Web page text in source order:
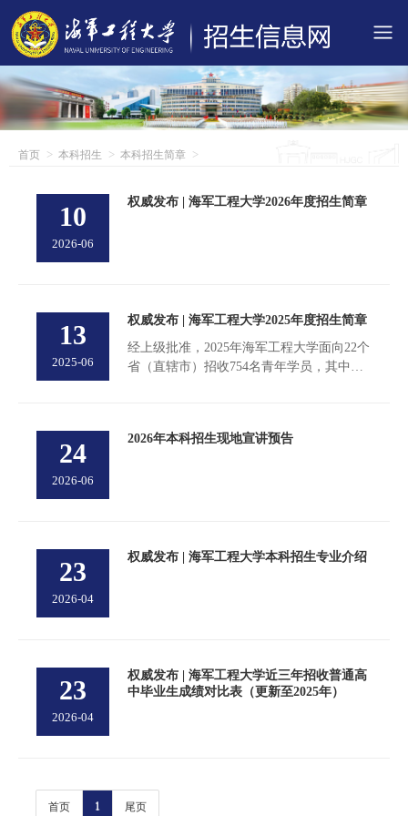
首页 本科招生 本科招生简章
10
2026-06
权威发布 | 海军工程大学2026年度招生简章
13
2025-06
权威发布 | 海军工程大学2025年度招生简章
经上级批准，2025年海军工程大学面向22个
省（直辖市）招收754名青年学员，其中男
24
2026-06
2026年本科招生现地宣讲预告
23
2026-04
权威发布 | 海军工程大学本科招生专业介绍
23
2026-04
权威发布 | 海军工程大学近三年招收普通高
中毕业生成绩对比表（更新至2025年）
首页 1 尾页